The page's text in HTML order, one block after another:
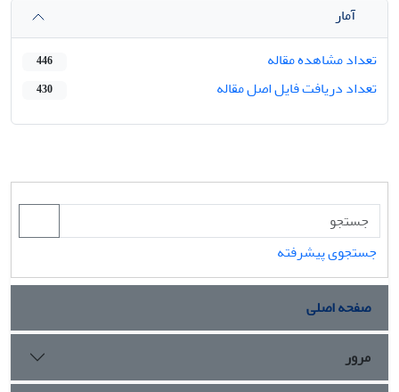
آمار
تعداد مشاهده مقاله
446
تعداد دریافت فایل اصل مقاله 430
جستجوی پیشرفته
صفحه اصلی
مرور